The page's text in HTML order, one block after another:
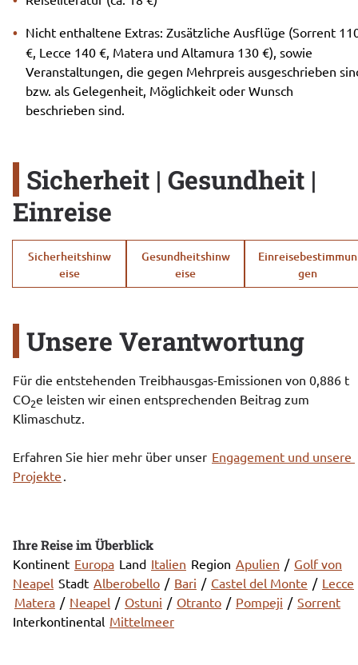
Nicht enthaltene Extras: Zusätzliche Ausflüge (Sorrent
€, Lecce 140 €, Matera und Altamura 130 €), sowie
Veranstaltungen, die gegen Mehrpreis ausgeschrieben
bzw. als Gelegenheit, Möglichkeit oder Wunsch
beschrieben sind.
Sicherheit | Gesundheit |
Einreise
Sicherheitshinw
eise
Gesundheitshinw
eise
Einreisebestimmun
gen
Unsere Verantwortung
CO2e leisten wir einen entsprechenden Beitrag zum
Klimaschutz.
Erfahren Sie hier mehr über unser Engagement und unsere
Projekte .
Ihre Reise im Überblick
Kontinent Europa Land Italien Region Apulien / Golf von
Neapel Stadt Alberobello / Bari / Castel del Monte / Lecce
Matera / Neapel / Ostuni / Otranto / Pompeji / Sorrent
Interkontinental Mittelmeer